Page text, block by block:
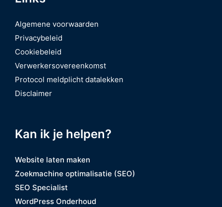
Algemene voorwaarden
Privacybeleid
Cookiebeleid
Verwerkersovereenkomst
Protocol meldplicht datalekken
Disclaimer
Kan ik je helpen?
Website laten maken
Zoekmachine optimalisatie (SEO)
SEO Specialist
WordPress Onderhoud